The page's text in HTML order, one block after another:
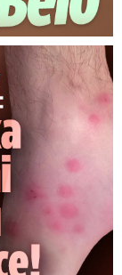
štěnice!